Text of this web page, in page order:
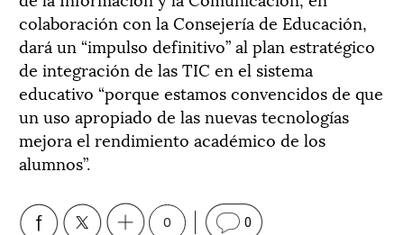
colaboración con la Consejería de Educación,
dará un “impulso definitivo” al plan estratégico
de integración de las TIC en el sistema
educativo “porque estamos convencidos de que
un uso apropiado de las nuevas tecnologías
mejora el rendimiento académico de los
alumnos”.
0 0